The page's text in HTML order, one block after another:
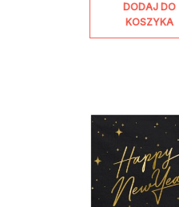
DODAJ DO
KOSZYKA